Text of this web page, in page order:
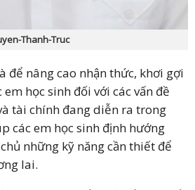
Thanh-Truc
để nâng cao nhận thức, khơi gợi
học sinh đối với các vấn đề
tài chính đang diễn ra trong
các em học sinh định hướng
những kỹ năng cần thiết để
lai.